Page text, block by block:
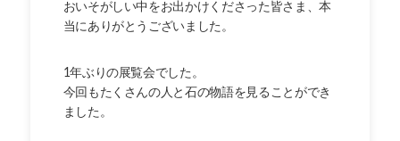
おいそがしい中をお出かけくださった皆さま、本
当にありがとうございました。
1年ぶりの展覧会でした。
今回もたくさんの人と石の物語を見ることができ
ました。